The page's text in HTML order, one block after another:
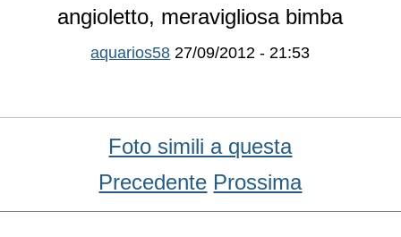
angioletto, meravigliosa bimba
aquarios58 27/09/2012 - 21:53
Foto simili a questa
Precedente Prossima